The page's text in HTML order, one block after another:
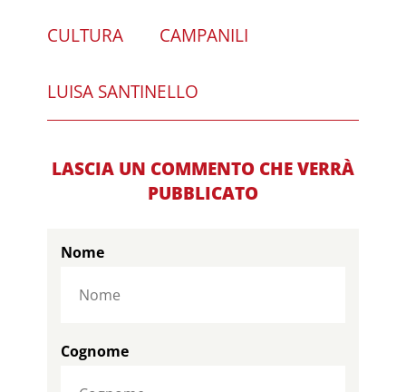
CULTURA CAMPANILI
LUISA SANTINELLO
LASCIA UN COMMENTO CHE VERRÀ
PUBBLICATO
Nome
Cognome